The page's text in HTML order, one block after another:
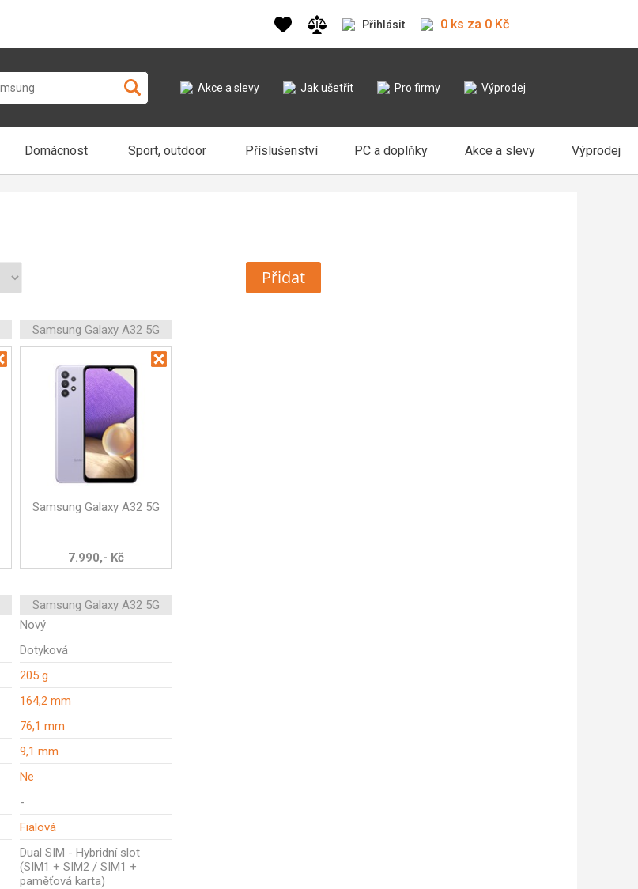
Přihlásit 0 ks za 0 Kč
Akce a slevy Jak ušetřit Pro firmy Výprodej
Domácnost Sport, outdoor Příslušenství PC a doplňky Akce a slevy Výprodej
Přidat
Samsung Galaxy A32 5G
Samsung Galaxy A32 5G
7.990,- Kč
Samsung Galaxy A32 5G
Nový
Dotyková
205 g
164,2 mm
76,1 mm
9,1 mm
Ne
-
Fialová
Dual SIM - Hybridní slot
(SIM1 + SIM2 / SIM1 +
paměťová karta)